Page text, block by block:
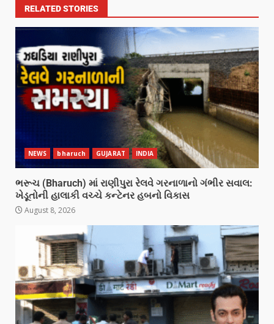
RELATED STORIES
NEWS bharuch GUJARAT INDIA
ભરૂચ (Bharuch) માં રાણીપુરા રેલવે ગરનાળાનો ગંભીર સવાલ:
ખેડૂતોની હાલાકી વચ્ચે કન્ટેનર હબનો વિકાસ
August 8, 2026